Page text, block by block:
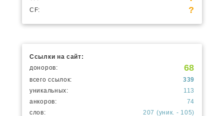
CF: ?
Ссылки на сайт:
доноров:
68
всего ссылок:
339
уникальных:
113
анкоров:
74
слов:
207 (уник. - 105)